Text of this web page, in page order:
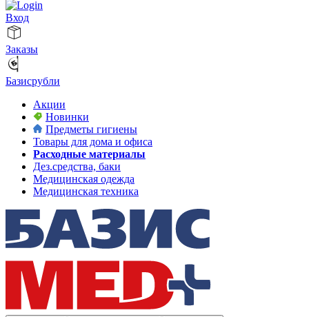
Вход
Заказы
Базисрубли
Акции
Новинки
Предметы гигиены
Товары для дома и офиса
Расходные материалы
Дез.средства, баки
Медицинская одежда
Медицинская техника